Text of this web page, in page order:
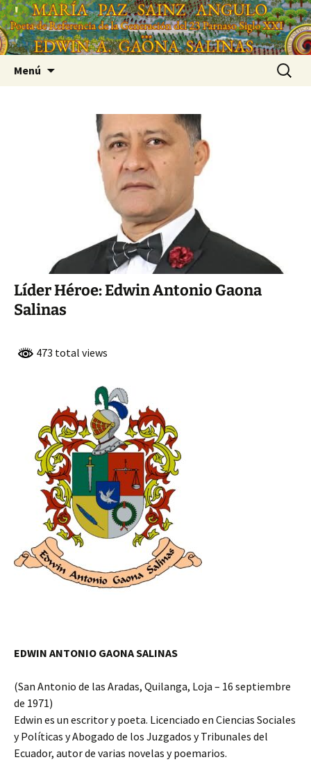
Saltar
al
contenido
'
'
Menú Buscar:
Líder Héroe: Edwin Antonio Gaona
Salinas
473 total views
EDWIN ANTONIO GAONA SALINAS
(San Antonio de las Aradas, Quilanga, Loja – 16 septiembre
de 1971)
Edwin es un escritor y poeta. Licenciado en Ciencias Sociales
y Políticas y Abogado de los Juzgados y Tribunales del
Ecuador, autor de varias novelas y poemarios.